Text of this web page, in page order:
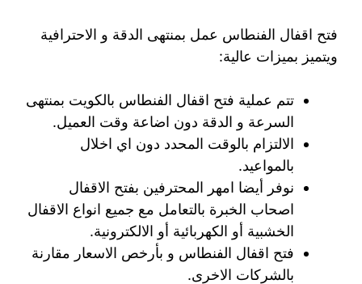
فتح اقفال الفنطاس عمل بمنتهى الدقة و الاحترافية
ويتميز بميزات عالية:
تتم عملية فتح اقفال الفنطاس بالكويت بمنتهى
السرعة و الدقة دون اضاعة وقت العميل.
الالتزام بالوقت المحدد دون اي اخلال
بالمواعيد.
نوفر أيضا امهر المحترفين بفتح الاقفال
اصحاب الخبرة بالتعامل مع جميع انواع الاقفال
الخشبية أو الكهربائية أو الالكترونية.
فتح اقفال الفنطاس و بأرخص الاسعار مقارنة
بالشركات الاخرى.